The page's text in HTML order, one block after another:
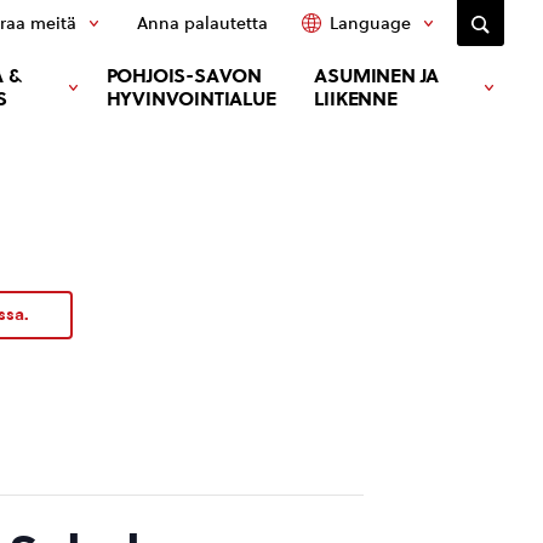
&
POHJOIS-SAVON
HYVINVOINTIALUE
ASUMINEN JA
LIIKENNE
meitä Anna palautetta Language